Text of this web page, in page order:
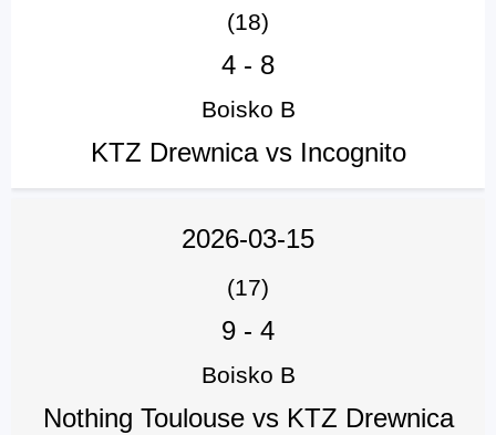
(18)
4 - 8
Boisko B
KTZ Drewnica vs Incognito
2026-03-15
(17)
9 - 4
Boisko B
Nothing Toulouse vs KTZ Drewnica